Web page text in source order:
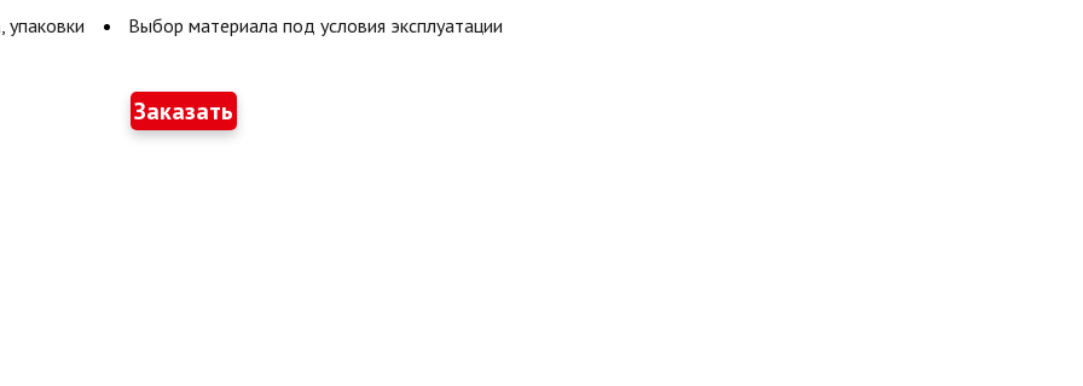
Выбор материала под условия эксплуатации
Заказать